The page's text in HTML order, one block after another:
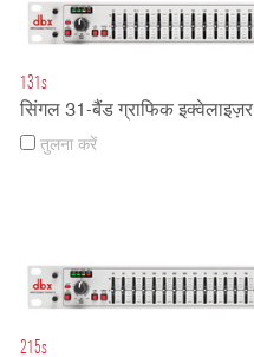
131s
सिंगल 31-बैंड ग्राफिक इक्वेलाइज़र
तुलना करें
215s